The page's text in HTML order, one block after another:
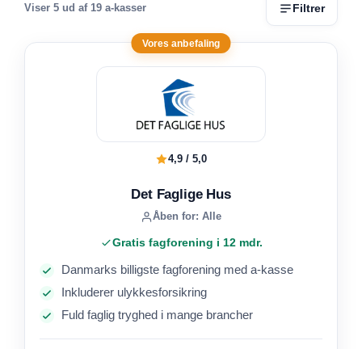
Viser 5 ud af 19 a-kasser Filtrer
Vores anbefaling
4,9 / 5,0
Det Faglige Hus
Åben for: Alle
Gratis fagforening i 12 mdr.
Danmarks billigste fagforening med a-kasse
Inkluderer ulykkesforsikring
Fuld faglig tryghed i mange brancher